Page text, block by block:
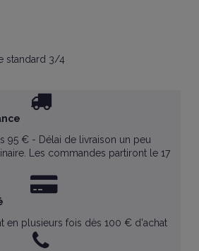
standard 3/4
95 € - Délai de livraison un peu
Les commandes partiront le 17
en plusieurs fois dès 100 € d'achat